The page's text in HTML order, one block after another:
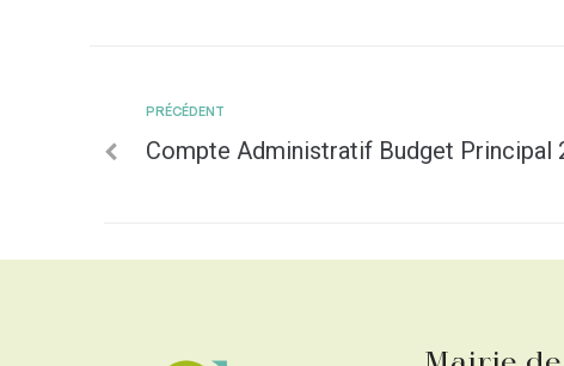
PRÉCÉDENT
Compte Administratif Budget Principal